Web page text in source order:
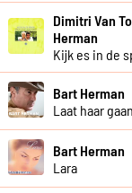
Dimitri Van
Herman
Kijk es in de
Bart Herman
Laat haar gaan
Bart Herman
Lara